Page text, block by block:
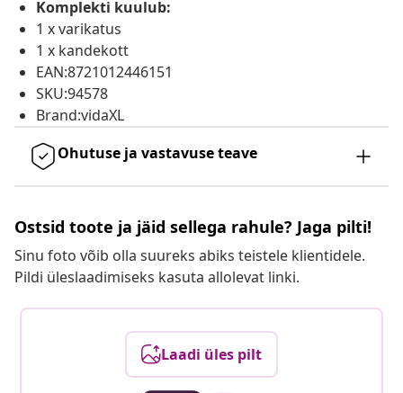
Komplekti kuulub:
1 x varikatus
1 x kandekott
EAN:8721012446151
SKU:94578
Brand:vidaXL
Ohutuse ja vastavuse teave
Ostsid toote ja jäid sellega rahule? Jaga pilti!
Sinu foto võib olla suureks abiks teistele klientidele.
Pildi üleslaadimiseks kasuta allolevat linki.
Laadi üles pilt